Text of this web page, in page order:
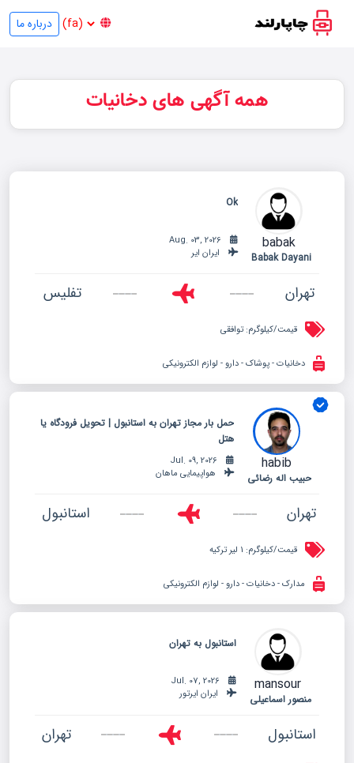
درباره ما
همه آگهی های دخانیات
babak
Babak Dayani
Ok
ایران ایر
تهران تفلیس
قیمت/کیلوگرم:
دخانیات - پوشاک - دارو - لوازم الکترونیکی
habib
حبیب اله رضائی
حمل بار مجاز تهران به استانبول | تحویل فرودگاه یا
هتل
هواپیمایی ماهان
تهران استانبول
قیمت/کیلوگرم:
مدارک - دخانیات - دارو - لوازم الکترونیکی
mansour
منصور اسماعیلی
استانبول به تهران
ایران ایرتور
استانبول تهران